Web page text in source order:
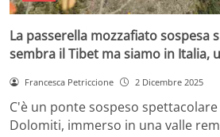
La passerella mozzafiato sospesa
sembra il Tibet ma siamo in Italia,
Francesca Petriccione 2 Dicembre 2025
C'è un ponte sospeso
Dolomiti, immerso in una valle